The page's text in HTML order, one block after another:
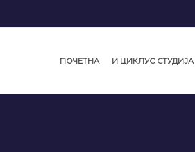
ПОЧЕТНА И ЦИКЛУС СТУДИЈА